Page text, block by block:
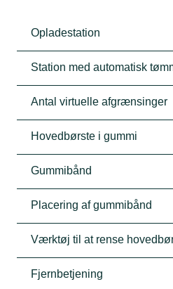
Opladestation
Station med automatisk
Antal virtuelle afgrænsinger
Hovedbørste i gummi
Gummibånd
Placering af gummibånd
Værktøj til at rense
Fjernbetjening